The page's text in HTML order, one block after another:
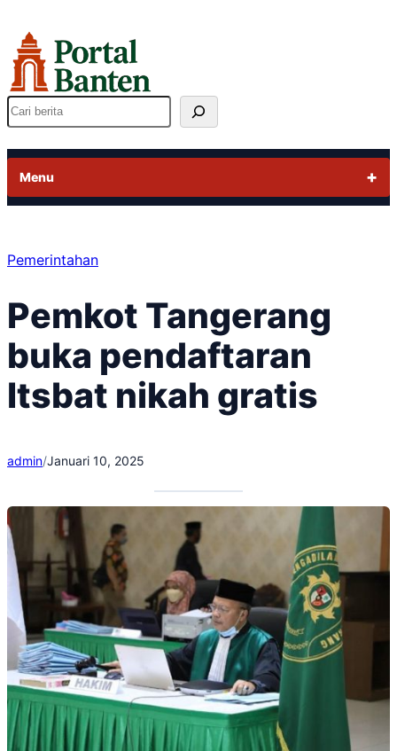
ke
konten
Cari
Menu
Pemerintahan
Pemkot Tangerang
buka pendaftaran
Itsbat nikah gratis
admin/Januari 10, 2025